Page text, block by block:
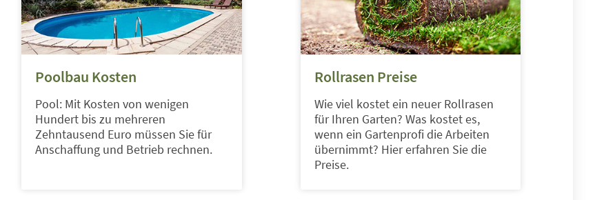
Poolbau Kosten
Pool: Mit Kosten von wenigen
Hundert bis zu mehreren
Zehntausend Euro müssen Sie für
Anschaffung und Betrieb rechnen.
Rollrasen Preise
Wie viel kostet ein neuer Rollrasen
für Ihren Garten? Was kostet es,
wenn ein Gartenprofi die Arbeiten
übernimmt? Hier erfahren Sie die
Preise.